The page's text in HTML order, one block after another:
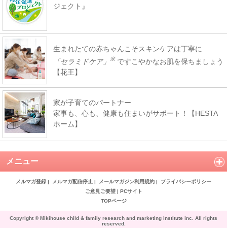
ジェクト』
生まれたての赤ちゃんこそスキンケアは丁寧に
「セラミドケア」
※ ですこやかなお肌を保ちましょう
【花王】
家が子育てのパートナー
家事も、心も、健康も住まいがサポート！【HESTA
ホーム】
メニュー
メルマガ登録 | メルマガ配信停止 | メールマガジン利用規約 | プライバシーポリシー
ご意見ご要望| PCサイト
TOPページ
Copyright © Mikihouse child & family research and marketing institute inc. All rights
reserved.